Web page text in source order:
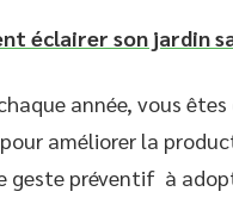
éclairer son jardin
année, vous
améliorer la
geste préventif à